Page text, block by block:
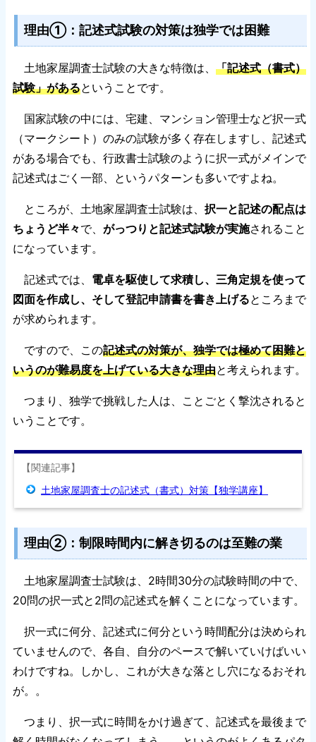
理由①：記述式試験の対策は独学では困難
土地家屋調査士試験の大きな特徴は、 「記述式（書式）
試験」があるということです。
国家試験の中には、宅建、マンション管理士など択一式
（マークシート）のみの試験が多く存在しますし、記述式
がある場合でも、行政書士試験のように択一式がメインで
記述式はごく一部、というパターンも多いですよね。
ところが、土地家屋調査士試験は、 択一と記述の配点は
ちょうど半々で、 がっつりと記述式試験が実施されること
になっています。
記述式では、 電卓を駆使して求積し、三角定規を使って
図面を作成し、そして登記申請書を書き上げるところまで
が求められます。
ですので、この記述式の対策が、独学では極めて困難と
いうのが難易度を上げている大きな理由と考えられます。
つまり、独学で挑戦した人は、ことごとく撃沈されると
いうことです。
【関連記事】
土地家屋調査士の記述式（書式）対策【独学講座】
理由②：制限時間内に解き切るのは至難の業
土地家屋調査士試験は、2時間30分の試験時間の中で、
20問の択一式と2問の記述式を解くことになっています。
択一式に何分、記述式に何分という時間配分は決められ
ていませんので、各自、自分のペースで解いていけばいい
わけですね。しかし、これが大きな落とし穴になるおそれ
が。。
つまり、択一式に時間をかけ過ぎて、記述式を最後まで